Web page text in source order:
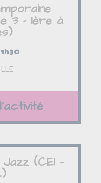
3 - 1ère à
(CE1 -